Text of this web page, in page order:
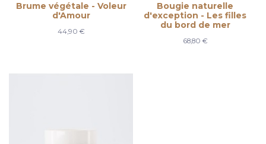
Brume végétale - Voleur
d'Amour
44,90 €
Bougie naturelle
d'exception - Les filles
du bord de mer
68,80 €